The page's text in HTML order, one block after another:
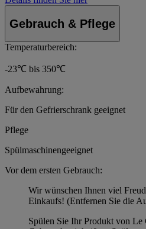
Gebrauch & Pflege
Temperaturbereich:
-23℃ bis 350℃
Aufbewahrung:
Für den Gefrierschrank geeignet
Pflege
Spülmaschinengeeignet
Vor dem ersten Gebrauch:
Wir wünschen Ihnen viel
Einkaufs! (Entfernen Sie die
Spülen Sie Ihr Produkt von Le